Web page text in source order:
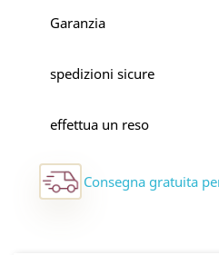
Garanzia
spedizioni sicure
effettua un reso
Consegna gratuita